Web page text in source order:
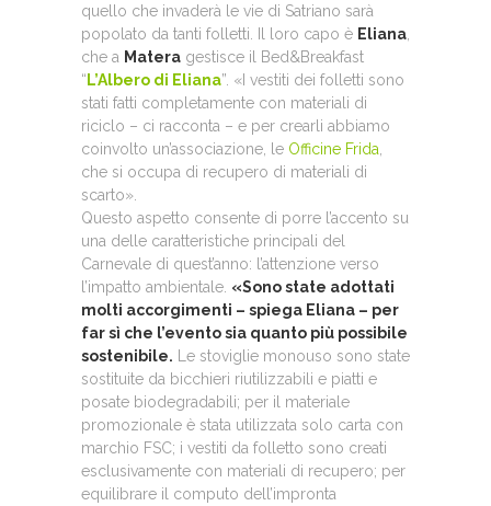
quello che invaderà le vie di Satriano sarà
popolato da tanti folletti. Il loro capo è Eliana
che a Matera gestisce il Bed&Breakfast
“ L’Albero di Eliana”. «I vestiti dei folletti sono
stati fatti completamente con materiali di
riciclo – ci racconta – e per crearli abbiamo
coinvolto un’associazione, le Officine Frida
che si occupa di recupero di materiali di
scarto».
Questo aspetto consente di porre l’accento su
una delle caratteristiche principali del
Carnevale di quest’anno: l’attenzione verso
l’impatto ambientale. «Sono state adottati
molti accorgimenti – spiega Eliana – per
far sì che l’evento sia quanto più possibile
sostenibile. Le stoviglie monouso sono state
sostituite da bicchieri riutilizzabili e piatti e
posate biodegradabili; per il materiale
promozionale è stata utilizzata solo carta con
marchio FSC; i vestiti da folletto sono creati
esclusivamente con materiali di recupero; per
equilibrare il computo dell’impronta